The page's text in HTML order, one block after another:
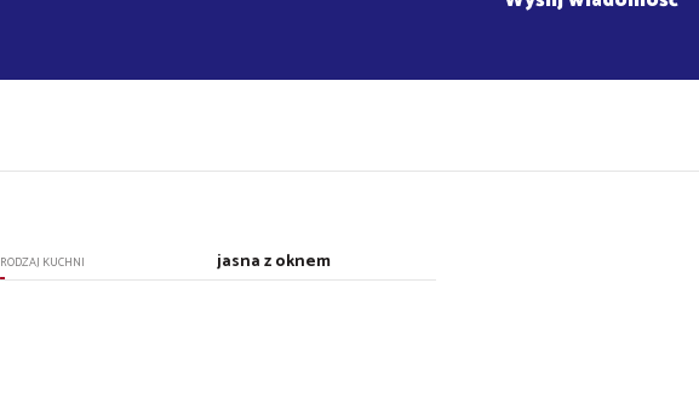
RODZAJ KUCHNI jasna z oknem